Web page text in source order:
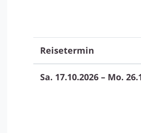
Reisetermin
Sa. 17.10.2026 – Mo.